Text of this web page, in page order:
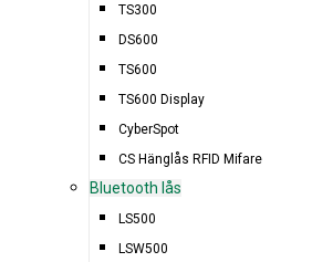
TS300
DS600
TS600
TS600 Display
CyberSpot
CS Hänglås RFID Mifare
Bluetooth lås
LS500
LSW500